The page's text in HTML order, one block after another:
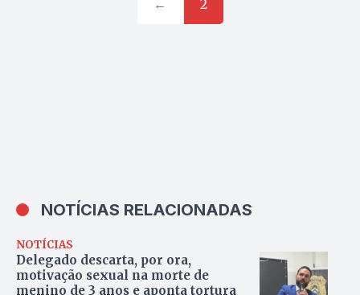
← 2
NOTÍCIAS RELACIONADAS
NOTÍCIAS
Delegado descarta, por ora,
motivação sexual na morte de
menino de 3 anos e aponta tortura